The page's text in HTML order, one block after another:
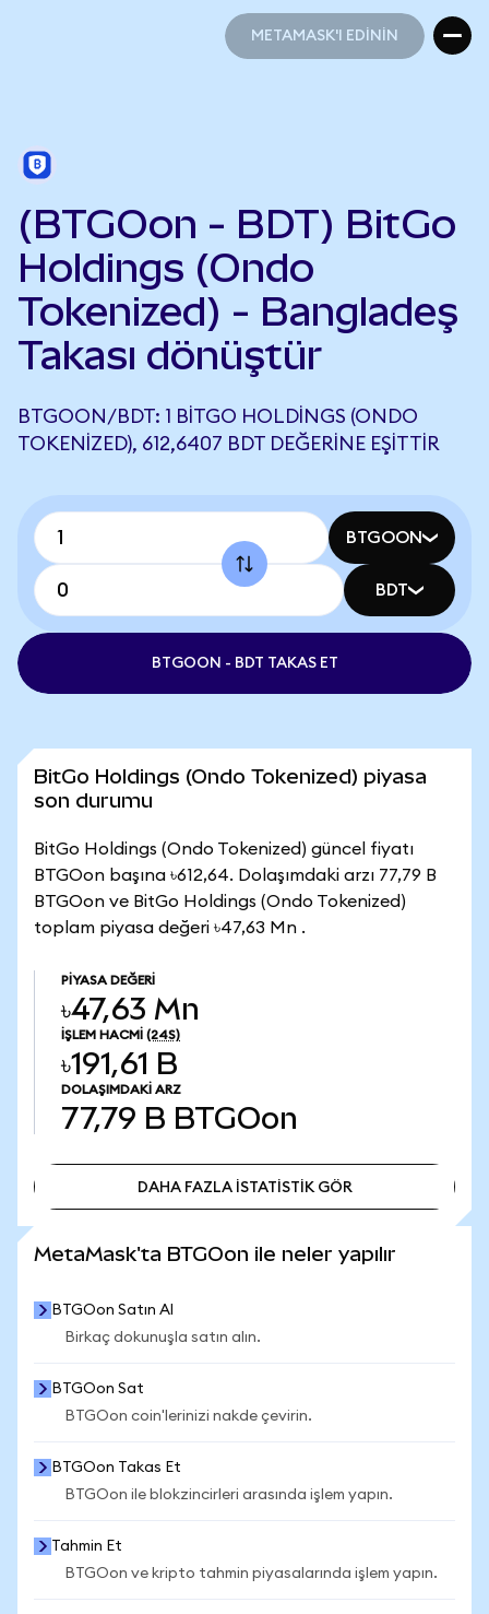
METAMASK'I EDİNİN
(BTGOon - BDT) BitGo
Holdings (Ondo
Tokenized) - Bangladeş
Takası dönüştür
BTGOON/BDT: 1 BITGO HOLDINGS (ONDO
TOKENIZED), 612,6407 BDT DEĞERINE EŞITTIR
BTGOON
BDT
BTGOON - BDT TAKAS ET
BitGo Holdings (Ondo Tokenized) piyasa
son durumu
BitGo Holdings (Ondo Tokenized) güncel fiyatı
BTGOon başına ৳612,64. Dolaşımdaki arzı 77,79 B
BTGOon ve BitGo Holdings (Ondo Tokenized)
toplam piyasa değeri ৳47,63 Mn .
PIYASA DEĞERI
৳47,63 Mn
İŞLEM HACMI (24S)
৳191,61 B
DOLAŞIMDAKI ARZ
77,79 B BTGOon
DAHA FAZLA İSTATİSTİK GÖR
MetaMask'ta BTGOon ile neler yapılır
BTGOon Satın Al
Birkaç dokunuşla satın alın.
BTGOon Sat
BTGOon coin'lerinizi nakde çevirin.
BTGOon Takas Et
BTGOon ile blokzincirleri arasında işlem yapın.
Tahmin Et
BTGOon ve kripto tahmin piyasalarında işlem yapın.